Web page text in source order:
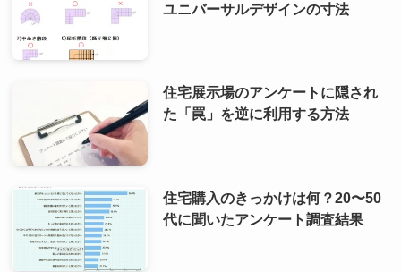
ユニバーサルデザインの寸法
住宅展示場のアンケートに隠され
た「罠」を逆に利用する方法
住宅購入のきっかけは何？20〜50
代に聞いたアンケート調査結果